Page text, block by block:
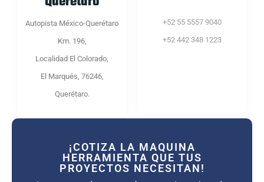
Autopista México-Querétaro
Km. 196,
Localidad El Colorado,
El Marqués, 76246,
Querétaro.
+52 55 5557 9040
+52 442 348 1223
¡COTIZA LA MAQUINA
HERRAMIENTA QUE TUS
PROYECTOS NECESITAN!